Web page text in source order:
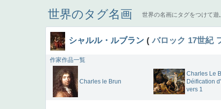
世界のタグ名画 世界の名画にタグをつけて遊
シャルル・ルブラン (バロック 17世紀
作家作品一覧
Charles le Brun
Charles Le
Déification
vers 1